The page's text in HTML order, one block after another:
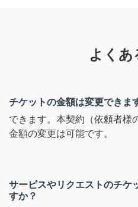
よくあ
チケットの金額は変更できま
できます。本契約（依頼者様
金額の変更は可能です。
サービスやリクエストのチケ
すか？